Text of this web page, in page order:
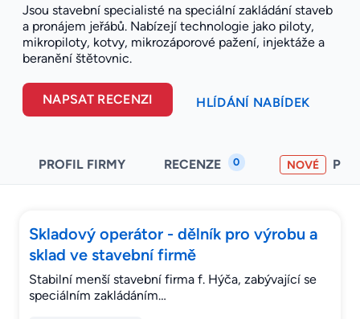
Jsou stavební specialisté na speciální zakládání staveb
a pronájem jeřábů. Nabízejí technologie jako piloty,
mikropiloty, kotvy, mikrozáporové pažení, injektáže a
beranění štětovnic.
NAPSAT RECENZI HLÍDÁNÍ NABÍDEK
PROFIL FIRMY RECENZE 0 NOVÉ
Skladový operátor - dělník pro výrobu a
sklad ve stavební firmě
Stabilní menší stavební firma f. Hýča, zabývající se
speciálním zakládáním…